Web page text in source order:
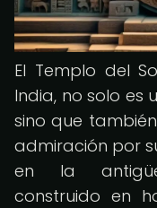
El Templo del
India, no solo es
sino que
admiración por
en la
construido en